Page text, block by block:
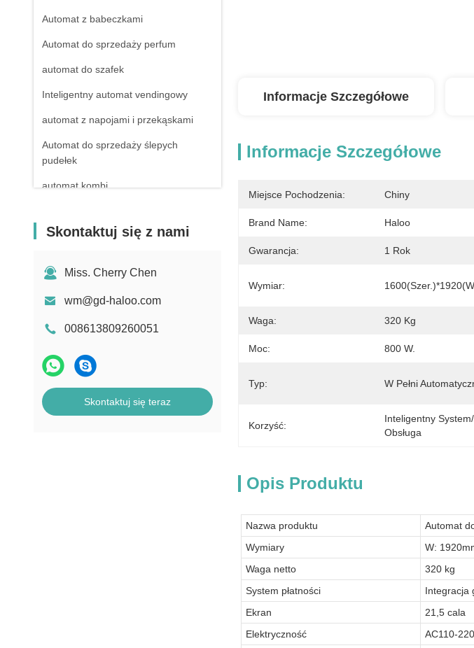
Automat z babeczkami
Automat do sprzedaży perfum
automat do szafek
Inteligentny automat vendingowy
automat z napojami i przekąskami
Automat do sprzedaży ślepych
pudełek
automat kombi
automat apteczny
płynie
Mini automat vendingowy
Automat do sprzedaży zabawek
Maszyna do sprzedaży paznokci
Skontaktuj się z nami
Miss. Cherry Chen
wm@gd-haloo.com
008613809260051
Skontaktuj się teraz
Informacje Szczegółowe
Informacje Szczegółowe
Miejsce Pochodzenia: Chiny
Brand Name: Haloo
Gwarancja: 1 Rok
Wymiar:
Waga: 320 Kg
Moc: 800 W.
Typ: W Pełni
Korzyść:
Inteligentny
Obsługa
Opis Produktu
Nazwa produktu
Automat
Wymiary
W:
Waga netto
320 kg
System płatności
Integracja
Ekran
21,5 cala
Elektryczność
AC110-